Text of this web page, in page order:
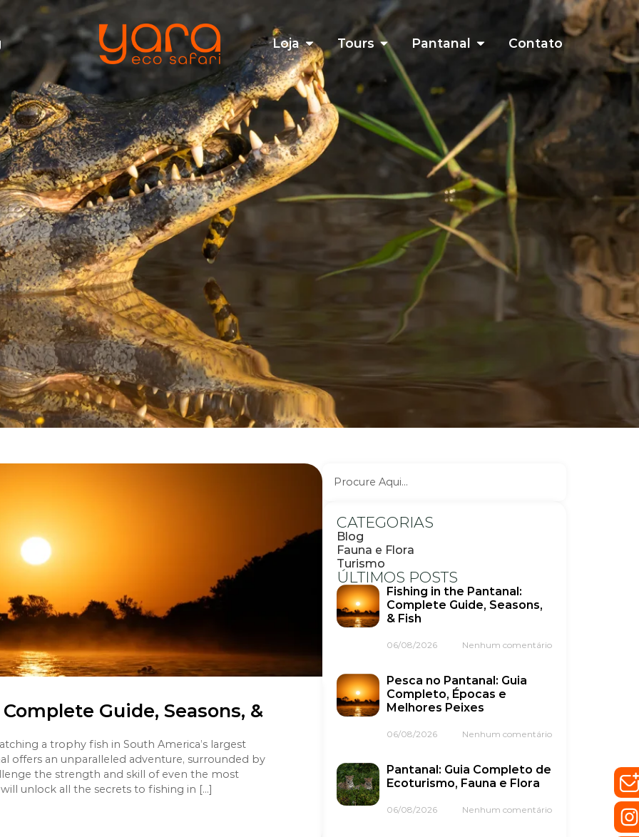
Loja Tours Pantanal Contato
Guide, Seasons, &
a trophy fish in South America’s largest
offers an unparalleled adventure, surrounded by
the strength and skill of even the most
unlock all the secrets to fishing in […]
CATEGORIAS
Blog
Fauna e Flora
Turismo
ÚLTIMOS POSTS
Fishing in the Pantanal:
Complete Guide, Seasons,
& Fish
06/08/2026 Nenhum comentário
Pesca no Pantanal: Guia
Completo, Épocas e
Melhores Peixes
06/08/2026 Nenhum comentário
Pantanal: Guia Completo de
Ecoturismo, Fauna e Flora
06/08/2026 Nenhum comentário